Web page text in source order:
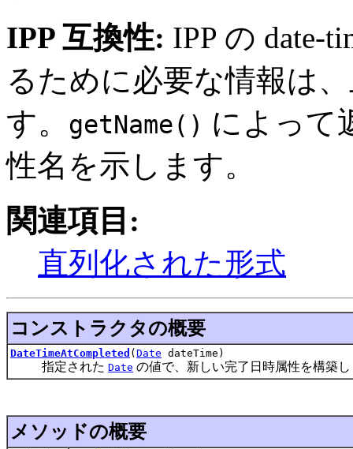
IPP 互換性: IPP の date-
るために必要な情報は
す。
getName() によって
性名を示します。
関連項目:
直列化された形式
コンストラクタの概要
DateTimeAtCompleted ( Date dateTime)
指定された Date の値で、新しい完了日時属性を構築
メソッドの概要